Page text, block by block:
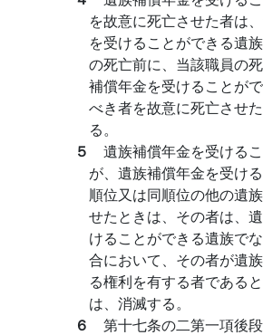
を故意に死亡させた者は
を受けることができる遺
の死亡前に、当該職員の
補償年金を受けることが
べき者を故意に死亡させ
る。
５ 遺族補償年金を受ける
が、遺族補償年金を受け
順位又は同順位の他の遺
せたときは、その者は、
けることができる遺族で
合において、その者が遺
る権利を有する者である
は、消滅する。
６ 第十七条の二第一項後